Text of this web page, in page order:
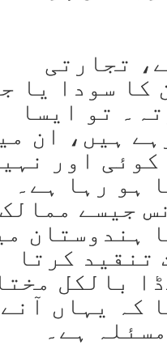
تجارتی
کا سودا یا
تو ایسا
ہیں، ان
اور
ہو رہا ہے۔
جیسے ممالک
ہندوستان
تنقید کرتا
بالکل
کہ یہاں آنے
ہے۔